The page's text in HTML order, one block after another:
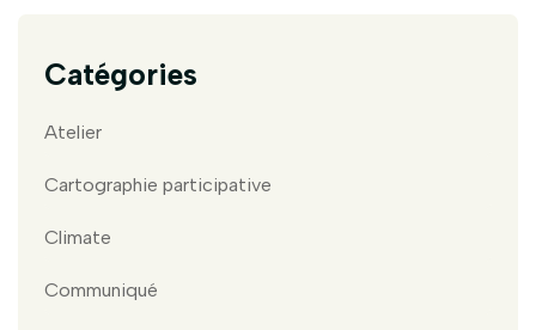
Catégories
Atelier
Cartographie participative
Climate
Communiqué